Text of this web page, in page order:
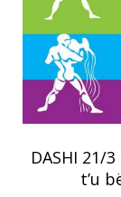
DASHI 21/
t’u